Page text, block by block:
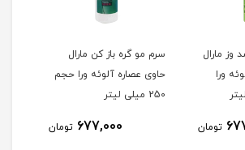
وز مارال
ورا
تومان
سرم مو گره باز کن مارال
حاوی عصاره آلوئه ورا حجم
250 میلی لیتر
677,000 تومان